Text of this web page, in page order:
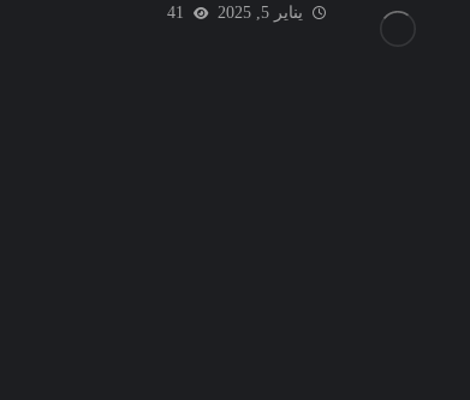
يناير 5, 2025
41